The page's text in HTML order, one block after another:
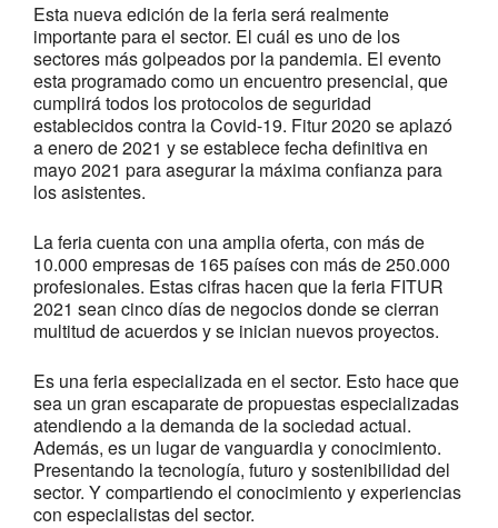
Esta nueva edición de la feria será realmente
importante para el sector. El cuál es uno de los
sectores más golpeados por la pandemia. El evento
esta programado como un encuentro presencial, que
cumplirá todos los protocolos de seguridad
establecidos contra la Covid-19. Fitur 2020 se aplazó
a enero de 2021 y se establece fecha definitiva en
mayo 2021 para asegurar la máxima confianza para
los asistentes.
La feria cuenta con una amplia oferta, con más de
10.000 empresas de 165 países con más de 250.000
profesionales. Estas cifras hacen que la feria FITUR
2021 sean cinco días de negocios donde se cierran
multitud de acuerdos y se inician nuevos proyectos.
Es una feria especializada en el sector. Esto hace que
sea un gran escaparate de propuestas especializadas
atendiendo a la demanda de la sociedad actual.
Además, es un lugar de vanguardia y conocimiento.
Presentando la tecnología, futuro y sostenibilidad del
sector. Y compartiendo el conocimiento y experiencias
con especialistas del sector.